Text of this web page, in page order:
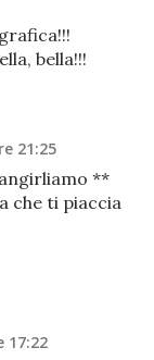
bella!!!
21:25
**
che ti piaccia
17:22